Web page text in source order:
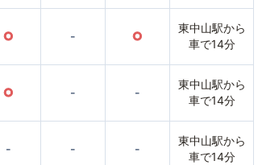
○ - ○
東中山駅から
車で14分
○ - -
東中山駅から
車で14分
- - -
東中山駅から
車で14分